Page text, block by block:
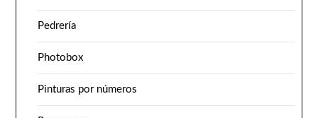
Pedrería
Photobox
Pinturas por números